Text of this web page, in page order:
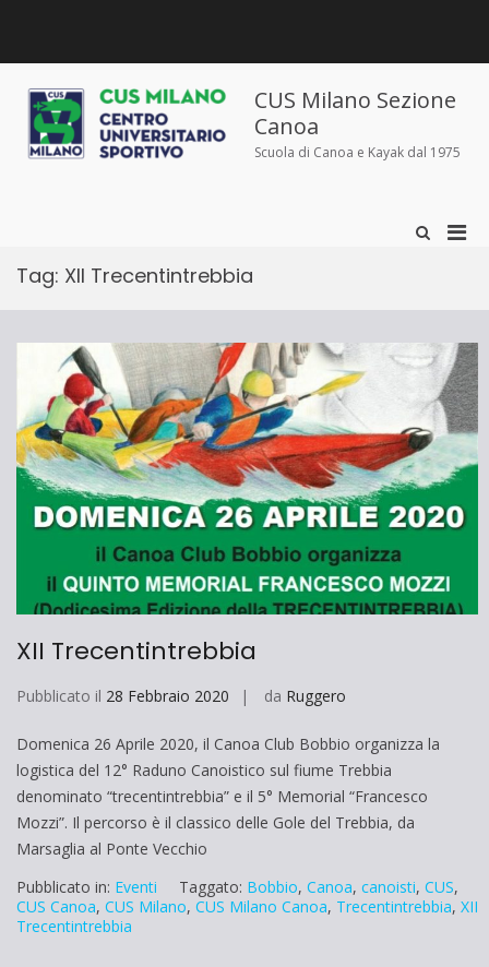
siamo
siamo
e
iscrizioni
sportivo
CUS Milano Sezione
Canoa
Scuola di Canoa e Kayak dal 1975
Mostra
Tag: XII Trecentintrebbia
XII Trecentintrebbia
Pubblicato il 28 Febbraio 2020 da Ruggero
Domenica 26 Aprile 2020, il Canoa Club Bobbio organizza la
logistica del 12° Raduno Canoistico sul fiume Trebbia
denominato “trecentintrebbia” e il 5° Memorial “Francesco
Mozzi”. Il percorso è il classico delle Gole del Trebbia, da
Marsaglia al Ponte Vecchio
Pubblicato in: Eventi Taggato: Bobbio, Canoa, canoisti, CUS,
CUS Canoa, CUS Milano, CUS Milano Canoa, Trecentintrebbia, XII
Trecentintrebbia